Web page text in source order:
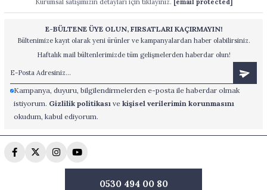
Kurumsal satışımızın detayları için tıklayınız. [email protected]
E-BÜLTENE ÜYE OLUN, FIRSATLARI KAÇIRMAYIN!
Bültenimize kayıt olarak yeni ürünler ve kampanyalardan haber olabilirsiniz.
Haftalık mail bültenlerimizde tüm gelişmelerden haberdar olun!
Kampanya, duyuru, bilgilendirmelerden e-posta ile haberdar olmak
istiyorum. Gizlilik politikasıve kişisel verilerimin korunmasını
okudum, kabul ediyorum.
0530 494 00 80